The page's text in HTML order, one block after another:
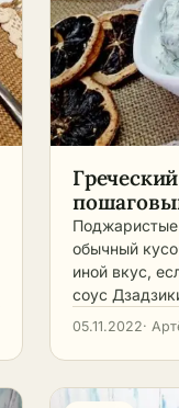
обычный
иной вкус,
соус
05.11.2022·